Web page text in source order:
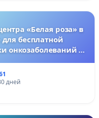
«Белая роза» в
для бесплатной
онкозаболеваний у
дней